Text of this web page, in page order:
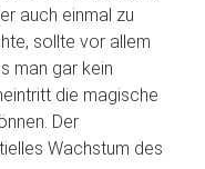
auch einmal zu
sollte vor allem
man gar kein
die magische
Der
Wachstum des